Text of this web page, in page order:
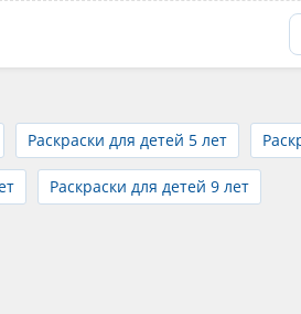
Раскраски для детей 5 лет
Раскраски для детей 9 лет